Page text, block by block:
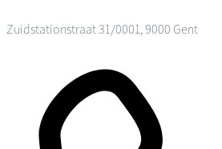
Zuidstationstraat 31/0001, 9000 Gent